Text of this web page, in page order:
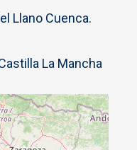
Llano Cuenca.
La Mancha